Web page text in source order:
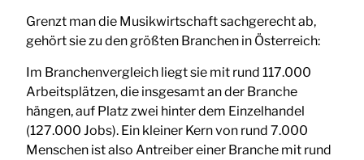
Grenzt man die Musikwirtschaft sachgerecht ab,
gehört sie zu den größten Branchen in Österreich:
Im Branchenvergleich liegt sie mit rund 117.000
Arbeitsplätzen, die insgesamt an der Branche
hängen, auf Platz zwei hinter dem Einzelhandel
(127.000 Jobs). Ein kleiner Kern von rund 7.000
Menschen ist also Antreiber einer Branche mit rund